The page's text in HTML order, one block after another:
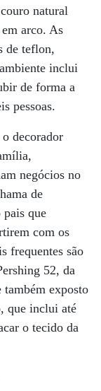
natural
arco. As
de teflon,
inclui
de forma a
pessoas.
decorador
negócios no
de
pais que
com os
frequentes são
52, da
exposto
que inclui até
o tecido da